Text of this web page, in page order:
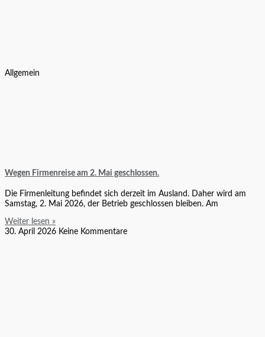
Allgemein
Wegen Firmenreise am 2. Mai geschlossen.
Die Firmenleitung befindet sich derzeit im Ausland. Daher wird am
Samstag, 2. Mai 2026, der Betrieb geschlossen bleiben. Am
Weiter lesen »
30. April 2026 Keine Kommentare